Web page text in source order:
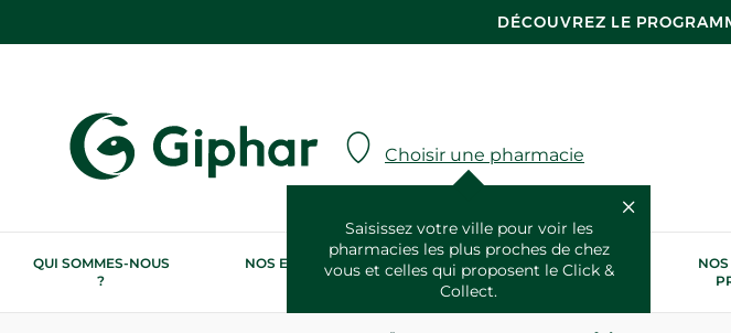
DÉCOUVREZ LE
Choisir une pharmacie
Saisissez votre ville pour voir les
pharmacies les plus proches de chez
vous et celles qui proposent le Click &
Collect.
QUI SOMMES-NOUS
?
NOS ENGAGEMENTS
RSE
NOS SERVICES
SANTÉ